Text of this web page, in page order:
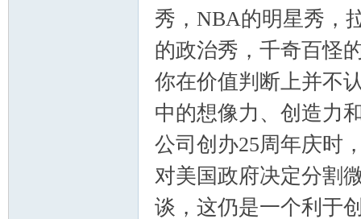
秀，NBA的明星秀，
的政治秀，千奇百怪
你在价值判断上并不
中的想像力、创造力
公司创办25周年庆时
对美国政府决定分割
谈，这仍是一个利于